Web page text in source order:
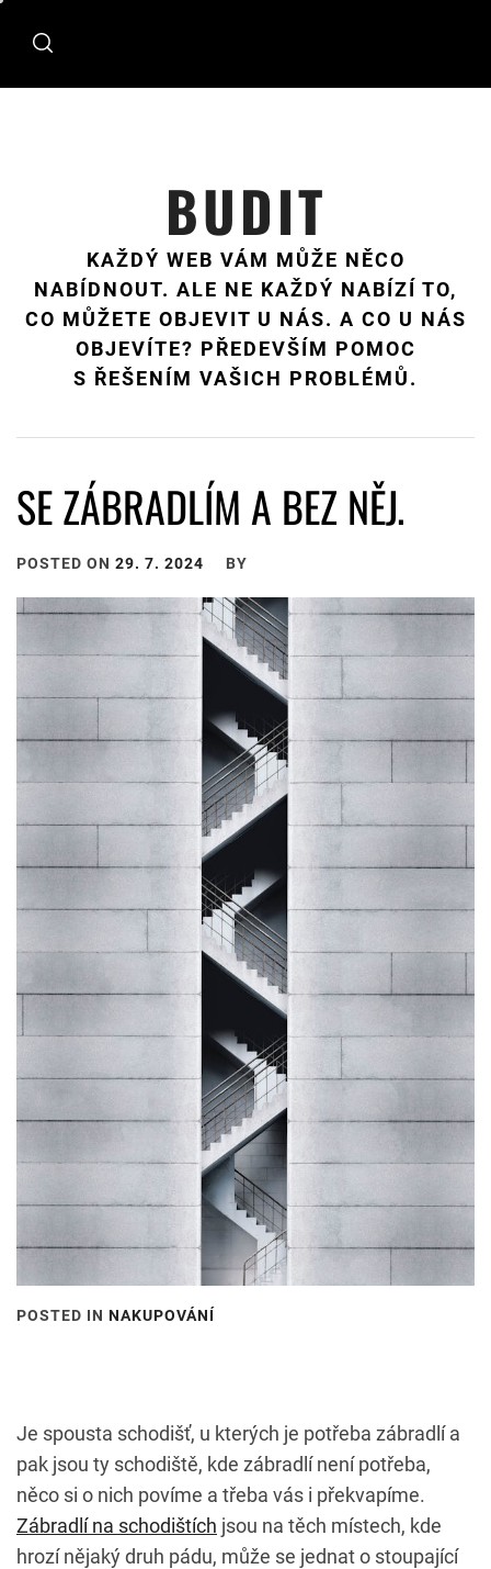
BUDIT
KAŽDÝ WEB VÁM MŮŽE NĚCO
NABÍDNOUT. ALE NE KAŽDÝ NABÍZÍ TO,
CO MŮŽETE OBJEVIT U NÁS. A CO U NÁS
OBJEVÍTE? PŘEDEVŠÍM POMOC
S ŘEŠENÍM VAŠICH PROBLÉMŮ.
SE ZÁBRADLÍM A BEZ NĚJ.
POSTED ON 29. 7. 2024 BY
POSTED IN NAKUPOVÁNÍ
Je spousta schodišť, u kterých je potřeba zábradlí a
pak jsou ty schodiště, kde zábradlí není potřeba,
něco si o nich povíme a třeba vás i překvapíme.
Zábradlí na schodištích jsou na těch místech, kde
hrozí nějaký druh pádu, může se jednat o stoupající